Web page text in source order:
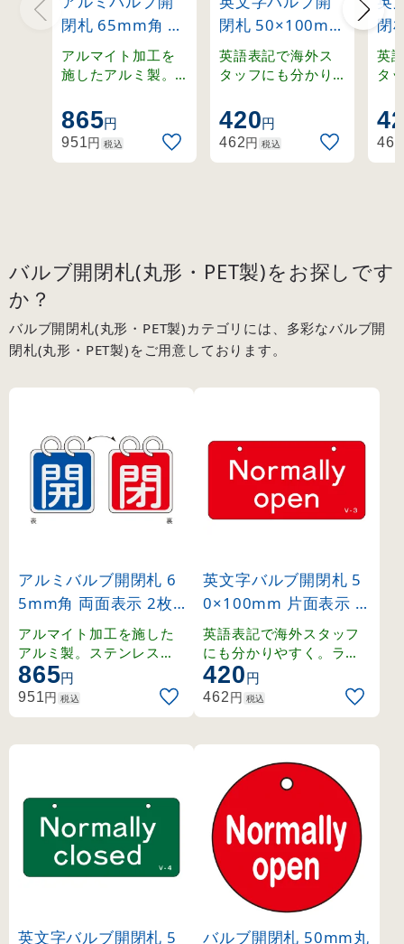
閉札 65mm角 両
面表示 2枚1組 開
(青)⇔閉(赤)
アルマイト加工を
施したアルミ製。
付きの開閉札セッ
ト。
865円
951円 税込
閉札 50×100mm
片面表示
Normally
(168003)
英語表記で海外ス
タッフにも分かり
ト加工の硬質塩ビ
製。
420円
462円 税込
閉
片
英
タ
ト
製
462
バルブ開閉札(丸形・PET製)をお探しです
か？
バルブ開閉札(丸形・PET製)カテゴリには、多彩なバルブ開
閉札(丸形・PET製)をご用意しております。
アルミバルブ開閉札 6
5mm角 両面表示 2枚1
組 開(青)⇔閉(赤) (162
011)
アルマイト加工を施した
アルミ製。ステンレスリ
ング付きの開閉札セット
。
865円
951円 税込
英文字バルブ開閉札 5
0×100mm 片面表示 N
ormally open(赤) (168
003)
英語表記で海外スタッフ
にも分かりやすく。ラミ
ネート加工の硬質塩ビ製
。
420円
462円 税込
英文字バルブ開閉札 5 バルブ開閉札 50mm丸